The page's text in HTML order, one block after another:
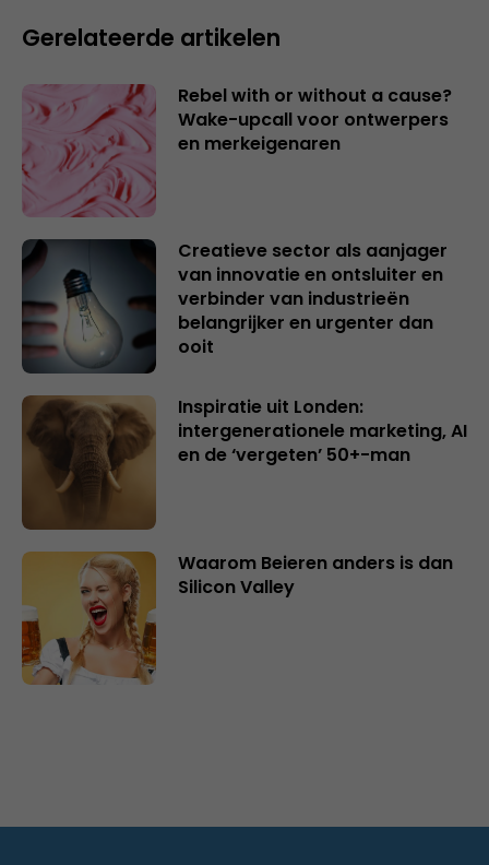
Gerelateerde artikelen
Rebel with or without a cause?
Wake-upcall voor ontwerpers
en merkeigenaren
Creatieve sector als aanjager
van innovatie en ontsluiter en
verbinder van industrieën
belangrijker en urgenter dan
ooit
Inspiratie uit Londen:
intergenerationele marketing, AI
en de ‘vergeten’ 50+-man
Waarom Beieren anders is dan
Silicon Valley